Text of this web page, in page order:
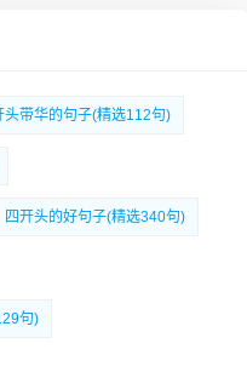
头带华的句子(精选112句)
四开头的好句子(精选340句)
句)